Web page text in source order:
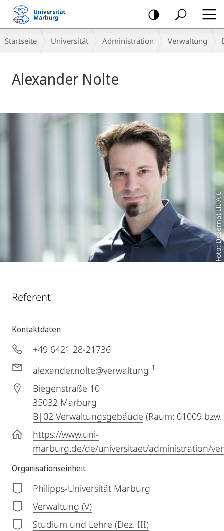
Mobile-
Navigation
Breadcrumb-
Navigation
Startseite Universität Administration Verwaltung
Alexander Nolte
Foto: Dezernat III A 6
Referent
Kontaktdaten
+49 6421 28-21736
alexander.nolte@verwaltung 1
Biegenstraße 10
35032 Marburg
B|02 Verwaltungsgebäude (Raum: 01009
https://www.uni-
marburg.de/de/universitaet/administration/
Organisationseinheit
Philipps-Universität Marburg
Verwaltung (V)
Studium und Lehre (Dez. III)